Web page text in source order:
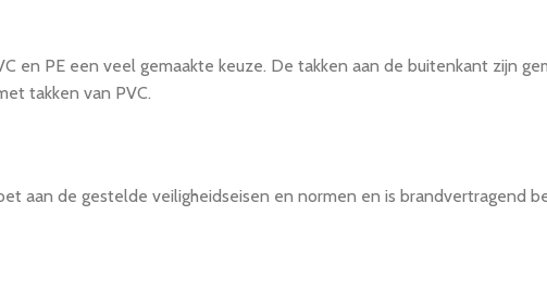
en PE een veel gemaakte keuze. De takken aan de buitenkant zijn
takken van PVC.
aan de gestelde veiligheidseisen en normen en is brandvertragend